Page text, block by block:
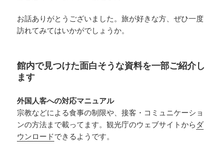
お話ありがとうございました。旅が好きな方、ぜひ一度
訪れてみてはいかがでしょうか。
館内で見つけた面白そうな資料を一部ご紹介し
ます
外国人客への対応マニュアル
宗教などによる食事の制限や、接客・コミュニケーショ
ンの方法まで載ってます。観光庁のウェブサイトから ダ
ウンロードできるようです。